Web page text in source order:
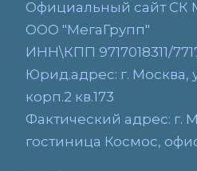
Официальный сайт СК
ООО "МегаГрупп"
ИНН\КПП 9717018311/
Юрид.адрес: г. Москва,
корп.2 кв.173
Фактический адрес: г.
гостиница Космос,